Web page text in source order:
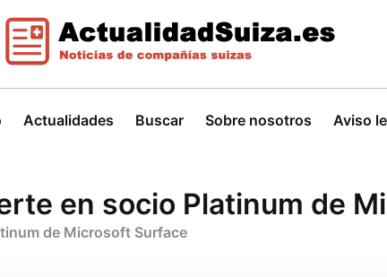
Actualidades Buscar Sobre nosotros Aviso
en socio Platinum de
de Microsoft Surface